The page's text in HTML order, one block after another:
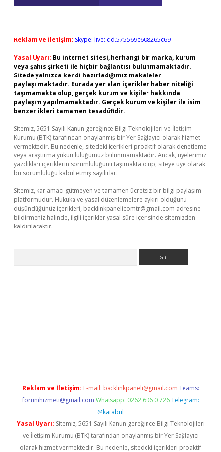
Reklam ve İletişim: Skype: live:.cid.575569c608265c69
Yasal Uyarı: Bu internet sitesi, herhangi bir marka, kurum
veya şahıs şirketi ile hiçbir bağlantısı bulunmamaktadır.
Sitede yalnızca kendi hazırladığımız makaleler
paylaşılmaktadır. Burada yer alan içerikler haber niteliği
taşımamakta olup, gerçek kurum ve kişiler hakkında
paylaşım yapılmamaktadır. Gerçek kurum ve kişiler ile isim
benzerlikleri tamamen tesadüfidir.
Sitemiz, 5651 Sayılı Kanun gereğince Bilgi Teknolojileri ve İletişim
Kurumu (BTK) tarafından onaylanmış bir Yer Sağlayıcı olarak hizmet
vermektedir. Bu nedenle, sitedeki içerikleri proaktif olarak denetleme
veya araştırma yükümlülüğümüz bulunmamaktadır. Ancak, üyelerimiz
yazdıkları içeriklerin sorumluluğunu taşımakta olup, siteye üye olarak
bu sorumluluğu kabul etmiş sayılırlar.
Sitemiz, kar amacı gütmeyen ve tamamen ücretsiz bir bilgi paylaşım
platformudur. Hukuka ve yasal düzenlemelere aykırı olduğunu
düşündüğünüz içerikleri, backlinkpanelicomtr@gmail.com adresine
bildirmeniz halinde, ilgili içerikler yasal süre içerisinde sitemizden
kaldırılacaktır.
Reklam ve İletişim: E-mail: backlinkpaneli@gmail.com Teams:
forumhizmeti@gmail.com Whatsapp: 0262 606 0 726 Telegram:
@karabul
Yasal Uyarı: Sitemiz, 5651 Sayılı Kanun gereğince Bilgi Teknolojileri
ve İletişim Kurumu (BTK) tarafından onaylanmış bir Yer Sağlayıcı
olarak hizmet vermektedir. Bu nedenle, sitedeki içerikleri proaktif